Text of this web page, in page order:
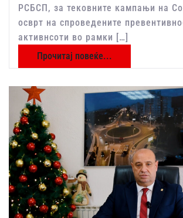
РСБСП, за тековните кампањи на
осврт на спроведените
активнсоти во рамки […]
Прочитај повеќе...